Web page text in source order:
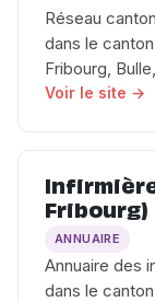
Réseau
dans le
Fribourg,
Voir le site →
Fribourg)
ANNUAIRE
Annuaire des
dans le